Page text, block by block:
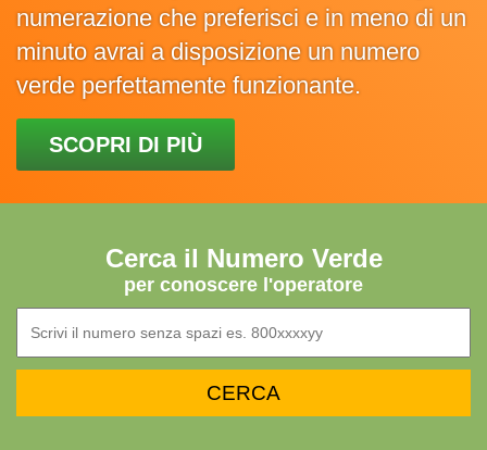
numerazione che preferisci e in meno di un
minuto avrai a disposizione un numero
verde perfettamente funzionante.
SCOPRI DI PIÙ
Cerca il Numero Verde
per conoscere l'operatore